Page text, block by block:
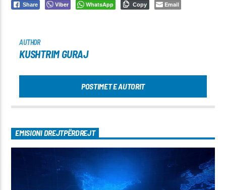
Share Viber WhatsApp Copy Email
AUTHOR
KUSHTRIM GURAJ
POSTIMET E AUTORIT
EMISIONI DREJTPËRDREJT